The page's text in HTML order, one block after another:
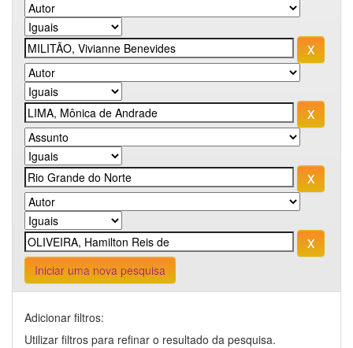
Iniciar uma nova pesquisa
Adicionar filtros:
Utilizar filtros para refinar o resultado da pesquisa.